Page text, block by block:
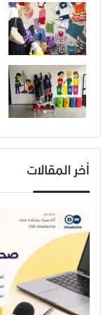
أخر المقالات